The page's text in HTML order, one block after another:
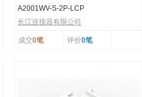
A2001WV-S-2P-LCP
长江连接器有限公司
成交0笔 评价0笔